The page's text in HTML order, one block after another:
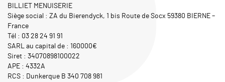
BILLIET MENUISERIE
Siège social : ZA du Bierendyck, 1 bis Route de Socx 59380 BIERNE –
France
Tél : 03 28 24 91 91
SARL au capital de : 160000€
Siret : 34070898100022
APE : 4332A
RCS : Dunkerque B 340 708 981